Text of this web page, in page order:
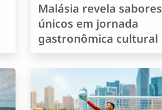
Malásia revela sabores
únicos em jornada
gastronômica cultural